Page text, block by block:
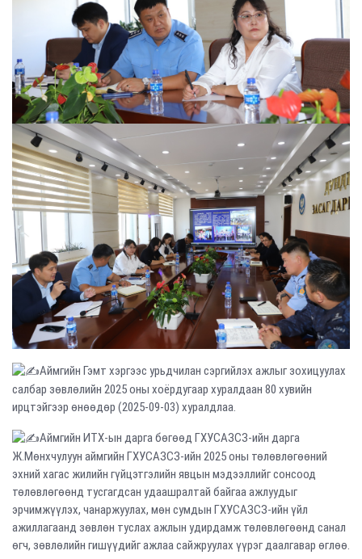
Аймгийн Гэмт хэргээс урьдчилан сэргийлэх ажлыг зохицуулах
салбар зөвлөлийн 2025 оны хоёрдугаар хуралдаан 80 хувийн
ирцтэйгээр өнөөдөр (2025-09-03) хуралдлаа.
Аймгийн ИТХ-ын дарга бөгөөд ГХУСАЗСЗ-ийн дарга
Ж.Мөнхчулуун аймгийн ГХУСАЗСЗ-ийн 2025 оны төлөвлөгөөний
эхний хагас жилийн гүйцэтгэлийн явцын мэдээллийг сонсоод
төлөвлөгөөнд тусгагдсан удаашралтай байгаа ажлуудыг
эрчимжүүлэх, чанаржуулах, мөн сумдын ГХУСАЗСЗ-ийн үйл
ажиллагаанд зөвлөн туслах ажлын удирдамж төлөвлөгөөнд санал
өгч, зөвлөлийн гишүүдийг ажлаа сайжруулах үүрэг даалгавар өглөө.